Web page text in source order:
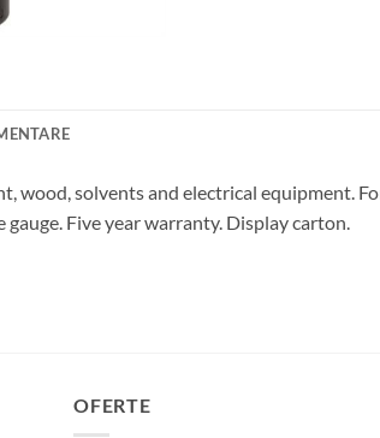
wood, solvents and electrical equipment.
Five year warranty. Display carton.
OFERTE